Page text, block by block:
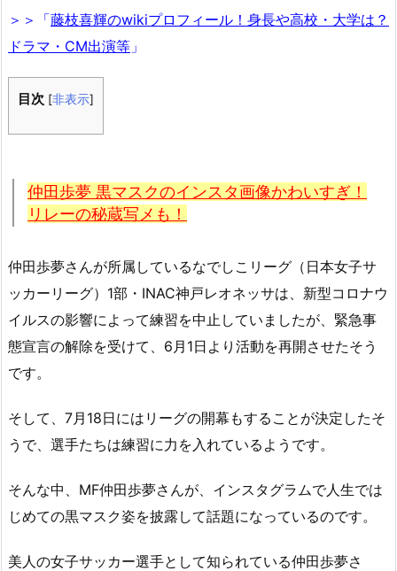
＞＞「藤枝喜輝のwikiプロフィール！身長や高校・大学は？
ドラマ・CM出演等 」
目次 [非表示]
仲田歩夢 黒マスクのインスタ画像かわいすぎ！
リレーの秘蔵写メも！
仲田歩夢さんが所属しているなでしこリーグ（日本女子サ
ッカーリーグ）1部・INAC神戸レオネッサは、新型コロナウ
イルスの影響によって練習を中止していましたが、緊急事
態宣言の解除を受けて、6月1日より活動を再開させたそう
です。
そして、7月18日にはリーグの開幕もすることが決定したそ
うで、選手たちは練習に力を入れているようです。
そんな中、MF仲田歩夢さんが、インスタグラムで人生では
じめての黒マスク姿を披露して話題になっているのです。
美人の女子サッカー選手として知られている仲田歩夢さ